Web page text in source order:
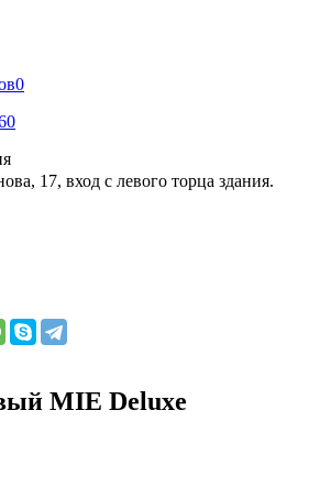
0
17, вход с левого торца здания.
MIE Deluxe